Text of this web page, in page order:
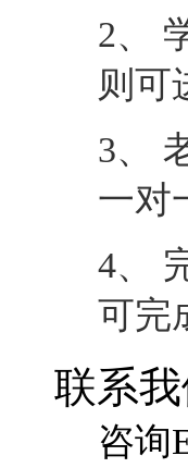
2、
则可
3、
一对
4、
可完
联系我
咨询